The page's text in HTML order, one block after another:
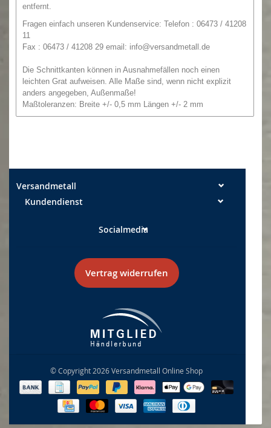
entfernt.
Fragen einfach unseren Kundenservice: Telefon : 06473 / 41208
11
Fax : 06473 / 41208 29 email: info@versandmetall.de
Die Schnittkanten können in Ausnahmefällen noch einen
leichten Grat aufweisen. Alle Maße sind, wenn nicht explizit
anders angegeben, Außenmaße!
Maßtoleranzen: Breite +/- 0,5 mm Längen +/- 2 mm
Versandmetall
Kundendienst
Socialmedia
Vertrag widerrufen
© Copyright 2026 Versandmetall Online Shop